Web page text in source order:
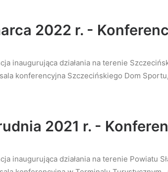
2022 r. -
inaugurująca działania na terenie
konferencyjna Szczecińskiego Dom
2021 r. -
inaugurująca działania na terenie Powiatu